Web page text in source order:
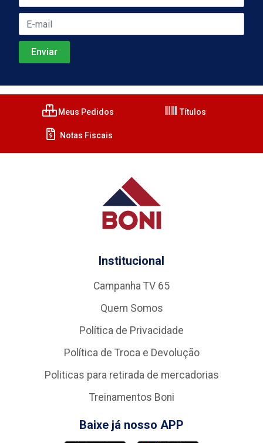
Meus Pedidos Títulos
Notas Fiscais
Institucional
Campanha TV 65
Quem Somos
Política de Privacidade
Política de Troca e Devolução
Politicas para retirada de mercadorias
Treinamentos Boni
Baixe já nosso APP